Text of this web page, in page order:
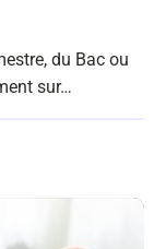
du Bac ou
sur…